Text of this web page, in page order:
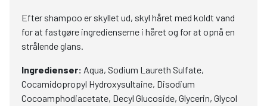
Efter shampoo er skyllet ud, skyl håret med koldt vand
for at fastgøre ingredienserne i håret og for at opnå en
strålende glans.
Ingredienser: Aqua, Sodium Laureth Sulfate,
Cocamidopropyl Hydroxysultaine, Disodium
Cocoamphodiacetate, Decyl Glucoside, Glycerin, Glycol